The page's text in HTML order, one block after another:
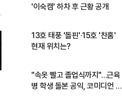
'이숙캠' 하차 후 근황 공개
13호 태풍 '돌핀'·15호 '찬홈'
현재 위치는?
"속옷 빨고 졸업식까지"…근육
병 학생 돌본 공익, 코미디언 김